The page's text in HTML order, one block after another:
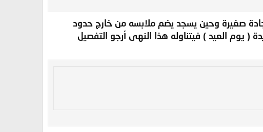
صغيرة وحين يسجد يضم ملابسه من خارج حدود
( يوم العيد ) فيتناوله هذا النهى أرجو التفصيل